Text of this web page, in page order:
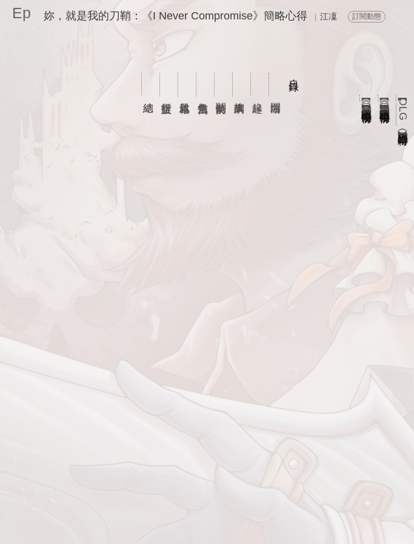
Ep 妳，就是我的刀鞘：《I Never Compromise》簡略心得 江凜 訂閱動態
OLG
【目錄】《正義期刊》連結總整理
（巴哈小屋備份）
【目錄】《審判日誌》連結總整理
（巴哈小屋備份）
目錄：